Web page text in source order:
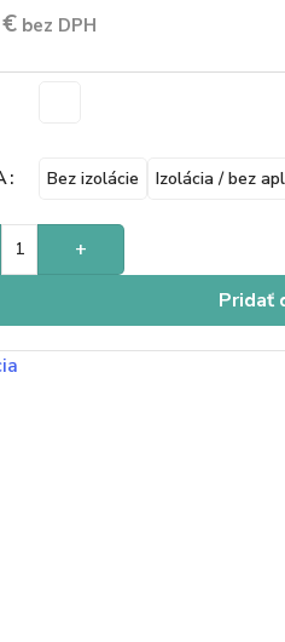
€bez DPH
Bez izolácie Izolácia / bez
+
Pridať